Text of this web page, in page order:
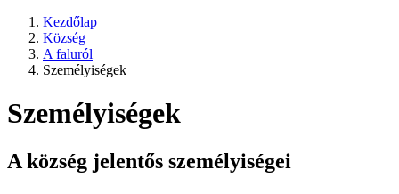
Kezdőlap
Község
A faluról
Személyiségek
Személyiségek
A község jelentős személyiségei